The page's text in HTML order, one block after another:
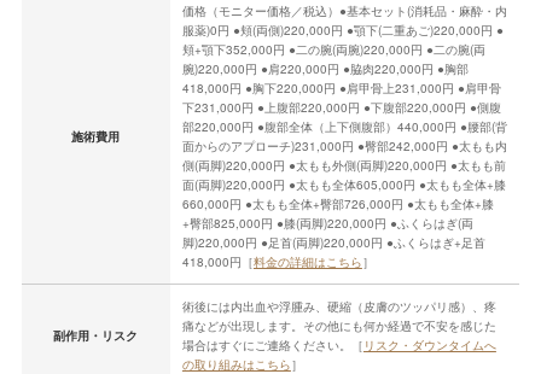
施術費用
価格（モニター価格／税込）●基本セット(消耗品・麻酔・内
服薬)0円 ●頬(両側)220,000円 ●顎下(二重あご)220,000円 ●
頬+顎下352,000円 ●二の腕(両腕)220,000円 ●二の腕(両
腕)220,000円 ●肩220,000円 ●脇肉220,000円 ●胸部
418,000円 ●胸下220,000円 ●肩甲骨上231,000円 ●肩甲骨
下231,000円 ●上腹部220,000円 ●下腹部220,000円 ●側腹
部220,000円 ●腹部全体（上下側腹部）440,000円 ●腰部(背
面からのアプローチ)231,000円 ●臀部242,000円 ●太もも内
側(両脚)220,000円 ●太もも外側(両脚)220,000円 ●太もも前
面(両脚)220,000円 ●太もも全体605,000円 ●太もも全体+膝
660,000円 ●太もも全体+臀部726,000円 ●太もも全体+膝
+臀部825,000円 ●膝(両脚)220,000円 ●ふくらはぎ(両
脚)220,000円 ●足首(両脚)220,000円 ●ふくらはぎ+足首
418,000円［料金の詳細はこちら］
副作用・リスク
術後には内出血や浮腫み、硬縮（皮膚のツッパリ感）、疼
痛などが出現します。その他にも何か経過で不安を感じた
場合はすぐにご連絡ください。［ リスク・ダウンタイムへ
の取り組みはこちら］